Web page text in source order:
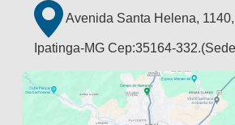
Avenida Santa Helena,
Ipatinga-MG Cep:35164-